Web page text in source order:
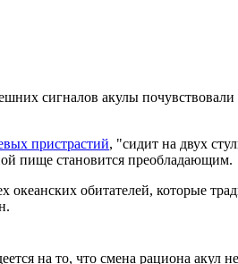
сигналов акулы
пристрастий, "сидит на двух
пище становится преобладающим.
океанских обитателей, которые
на то, что смена рациона акул